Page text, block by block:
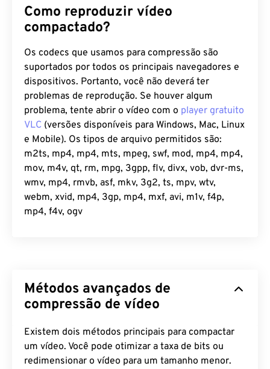
Como reproduzir vídeo
compactado?
Os codecs que usamos para compressão são
suportados por todos os principais navegadores e
dispositivos. Portanto, você não deverá ter
problemas de reprodução. Se houver algum
problema, tente abrir o vídeo com o player gratuito
VLC (versões disponíveis para Windows, Mac, Linux
e Mobile). Os tipos de arquivo permitidos são:
m2ts, mp4, mp4, mts, mpeg, swf, mod, mp4, mp4,
mov, m4v, qt, rm, mpg, 3gpp, flv, divx, vob, dvr-ms,
wmv, mp4, rmvb, asf, mkv, 3g2, ts, mpv, wtv,
webm, xvid, mp4, 3gp, mp4, mxf, avi, m1v, f4p,
mp4, f4v, ogv
Métodos avançados de
compressão de vídeo
Existem dois métodos principais para compactar
um vídeo. Você pode otimizar a taxa de bits ou
redimensionar o vídeo para um tamanho menor.